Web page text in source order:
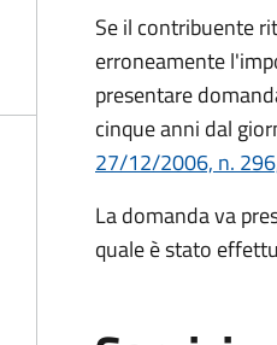
Se il contribuente
erroneamente
presentare
cinque anni dal
27/12/2006, n.
La domanda va
quale è stato